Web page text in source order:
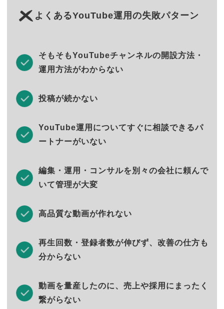
よくあるYouTube運用の失敗パターン
そもそもYouTubeチャンネルの開設方法・
運用方法がわからない
投稿が続かない
YouTube運用についてすぐに相談できるパ
ートナーがいない
編集・運用・コンサルを別々の会社に頼んで
いて管理が大変
高品質な動画が作れない
再生回数・登録者数が伸びず、改善の仕方も
分からない
動画を量産したのに、売上や採用にまったく
繋がらない